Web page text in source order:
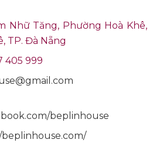
Nhữ Tăng, Phường Hoà Khê,
TP. Đà Nẵng
405 999
beplinhouse
beplinhouse.com/